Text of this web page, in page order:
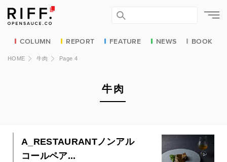
COLUMN REPORT FEATURE NEWS BOOK
HOME 牛肉 Page 4
牛肉
A_RESTAURANTノンアル
コールペア...